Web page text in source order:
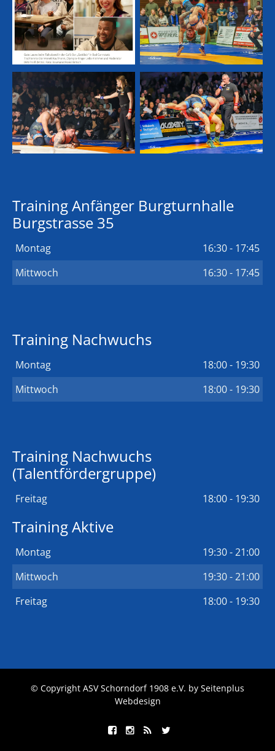
Training Anfänger Burgturnhalle
Burgstrasse 35
Montag
16:30 - 17:45
Mittwoch
16:30 - 17:45
Training Nachwuchs
Montag
18:00 - 19:30
Mittwoch
18:00 - 19:30
Training Nachwuchs
(Talentfördergruppe)
Freitag 18:00 - 19:30
Training Aktive
Montag
19:30 - 21:00
Mittwoch
19:30 - 21:00
Freitag
18:00 - 19:30
© Copyright ASV Schorndorf 1908 e.V. by Seitenplus
Webdesign